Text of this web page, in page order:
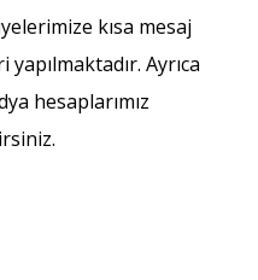
kısa mesaj
Ayrıca
hesaplarımız